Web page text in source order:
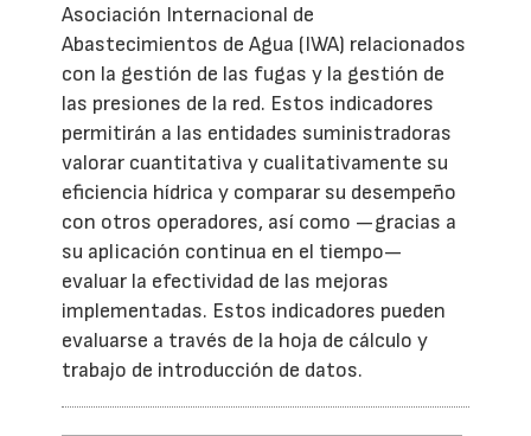
Asociación Internacional de
Abastecimientos de Agua (IWA) relacionados
con la gestión de las fugas y la gestión de
las presiones de la red. Estos indicadores
permitirán a las entidades suministradoras
valorar cuantitativa y cualitativamente su
eficiencia hídrica y comparar su desempeño
con otros operadores, así como —gracias a
su aplicación continua en el tiempo—
evaluar la efectividad de las mejoras
implementadas. Estos indicadores pueden
evaluarse a través de la hoja de cálculo y
trabajo de introducción de datos.